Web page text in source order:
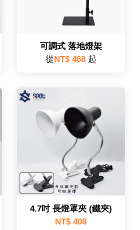
可調式 落地燈架
從NT$ 468 起
4.7吋 長燈罩夾 (鐵夾)
NT$ 408